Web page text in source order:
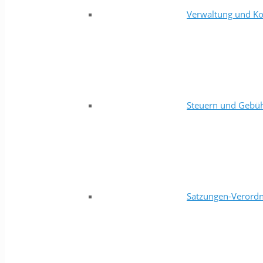
Verwaltung und
Steuern und
Satzungen-